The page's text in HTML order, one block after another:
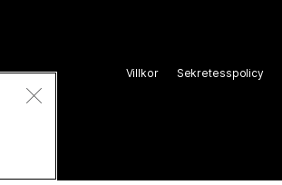
Villkor Sekretesspolicy